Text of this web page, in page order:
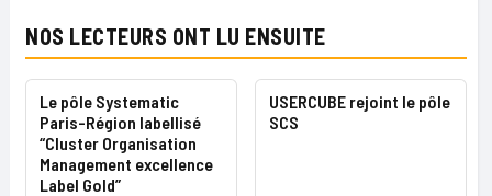
NOS LECTEURS ONT LU ENSUITE
Le pôle Systematic
Paris-Région labellisé
“Cluster Organisation
Management excellence
Label Gold”
USERCUBE rejoint le pôle
SCS